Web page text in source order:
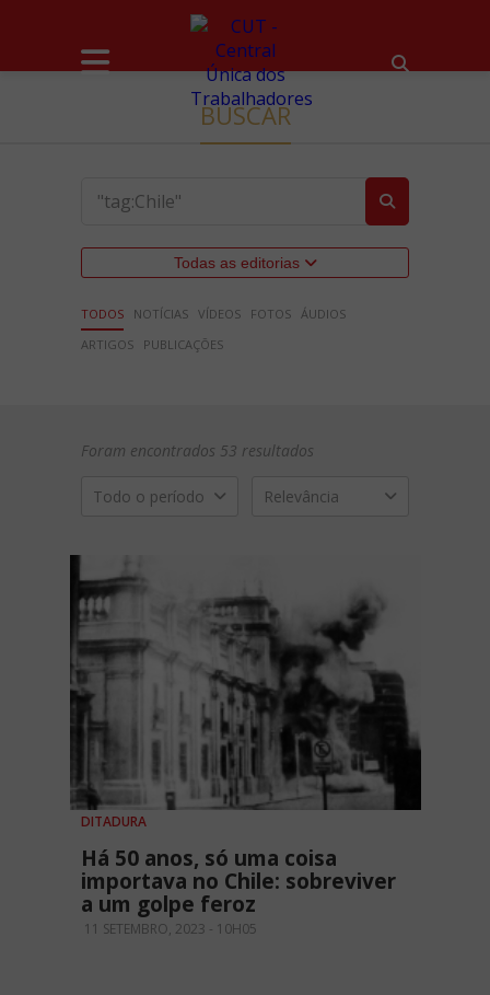
BUSCAR
Todas as editorias
TODOS NOTÍCIAS VÍDEOS FOTOS ÁUDIOS
ARTIGOS
PUBLICAÇÕES
Foram encontrados 53 resultados
Todo o período Relevância
DITADURA
Há 50 anos, só uma coisa
importava no Chile: sobreviver
a um golpe feroz
11 SETEMBRO, 2023 - 10H05